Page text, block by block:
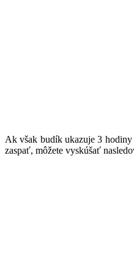
Ak však budík ukazuje 3
zaspať, môžete vyskúšať